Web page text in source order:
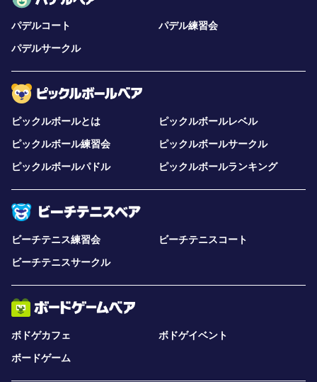
パデルコート
パデル練習会
パデルサークル
ピックルボールとは
ピックルボールレベル
ピックルボール練習会
ピックルボールサークル
ピックルボールパドル
ピックルボールランキング
ビーチテニス練習会
ビーチテニスコート
ビーチテニスサークル
ボドゲカフェ
ボドゲイベント
ボードゲーム